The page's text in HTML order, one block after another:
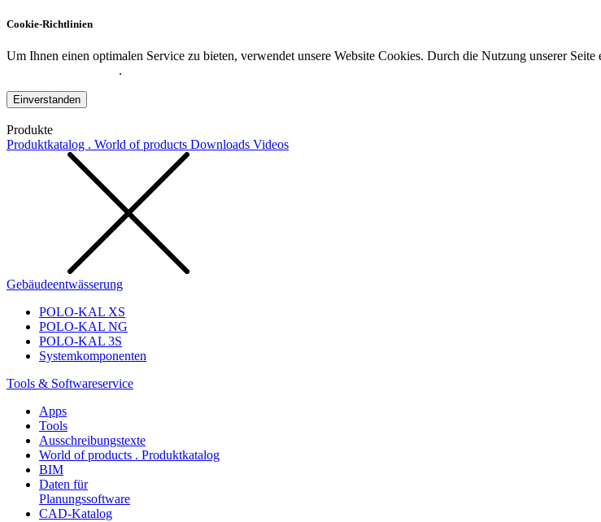
Cookie-Richtlinien
Um Ihnen einen optimalen Service zu bieten, verwendet unsere Website Cookies. Durch die Nutzung unserer
.
Einverstanden
Produkte
Produktkatalog . World of products Downloads Videos
Gebäudeentwässerung
POLO-KAL XS
POLO-KAL NG
POLO-KAL 3S
Systemkomponenten
Tools & Softwareservice
Apps
Tools
Ausschreibungstexte
World of products . Produktkatalog
BIM
Daten für
Planungssoftware
CAD-Katalog